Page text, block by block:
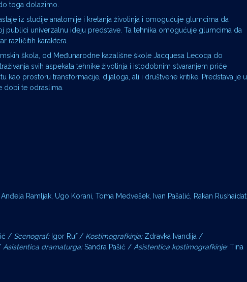
toga dolazimo.
iz studije anatomije i kretanja životinja i omogućuje glumcima da
univerzalnu ideju predstave. Ta tehnika omogućuje glumcima da
različitih karaktera.
škola, od Međunarodne kazališne škole Jacquesa Lecoqa do
svih aspekata tehnike životinja i istodobnim stvaranjem priče
kao prostoru transformacije, dijaloga, ali i društvene kritike. Predstava je u
dobi te odraslima.
Ramljak, Ugo Korani, Toma Medvešek, Ivan Pašalić, Rakan Rushaidat,
/ Scenograf:Igor Ruf / Kostimografkinja:Zdravka Ivandija /
Asistentica dramaturga:Sandra Pašić / Asistentica kostimografkinje:Tina